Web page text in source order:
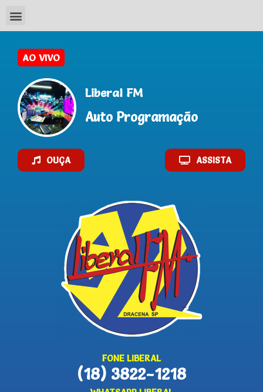
AO VIVO
Liberal FM
Auto Programação
OUÇA ASSISTA
FONE LIBERAL
(18) 3822-1218